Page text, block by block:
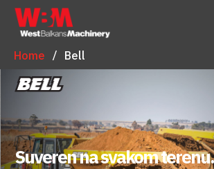
Home Bell
Suveren na svakom terenu.